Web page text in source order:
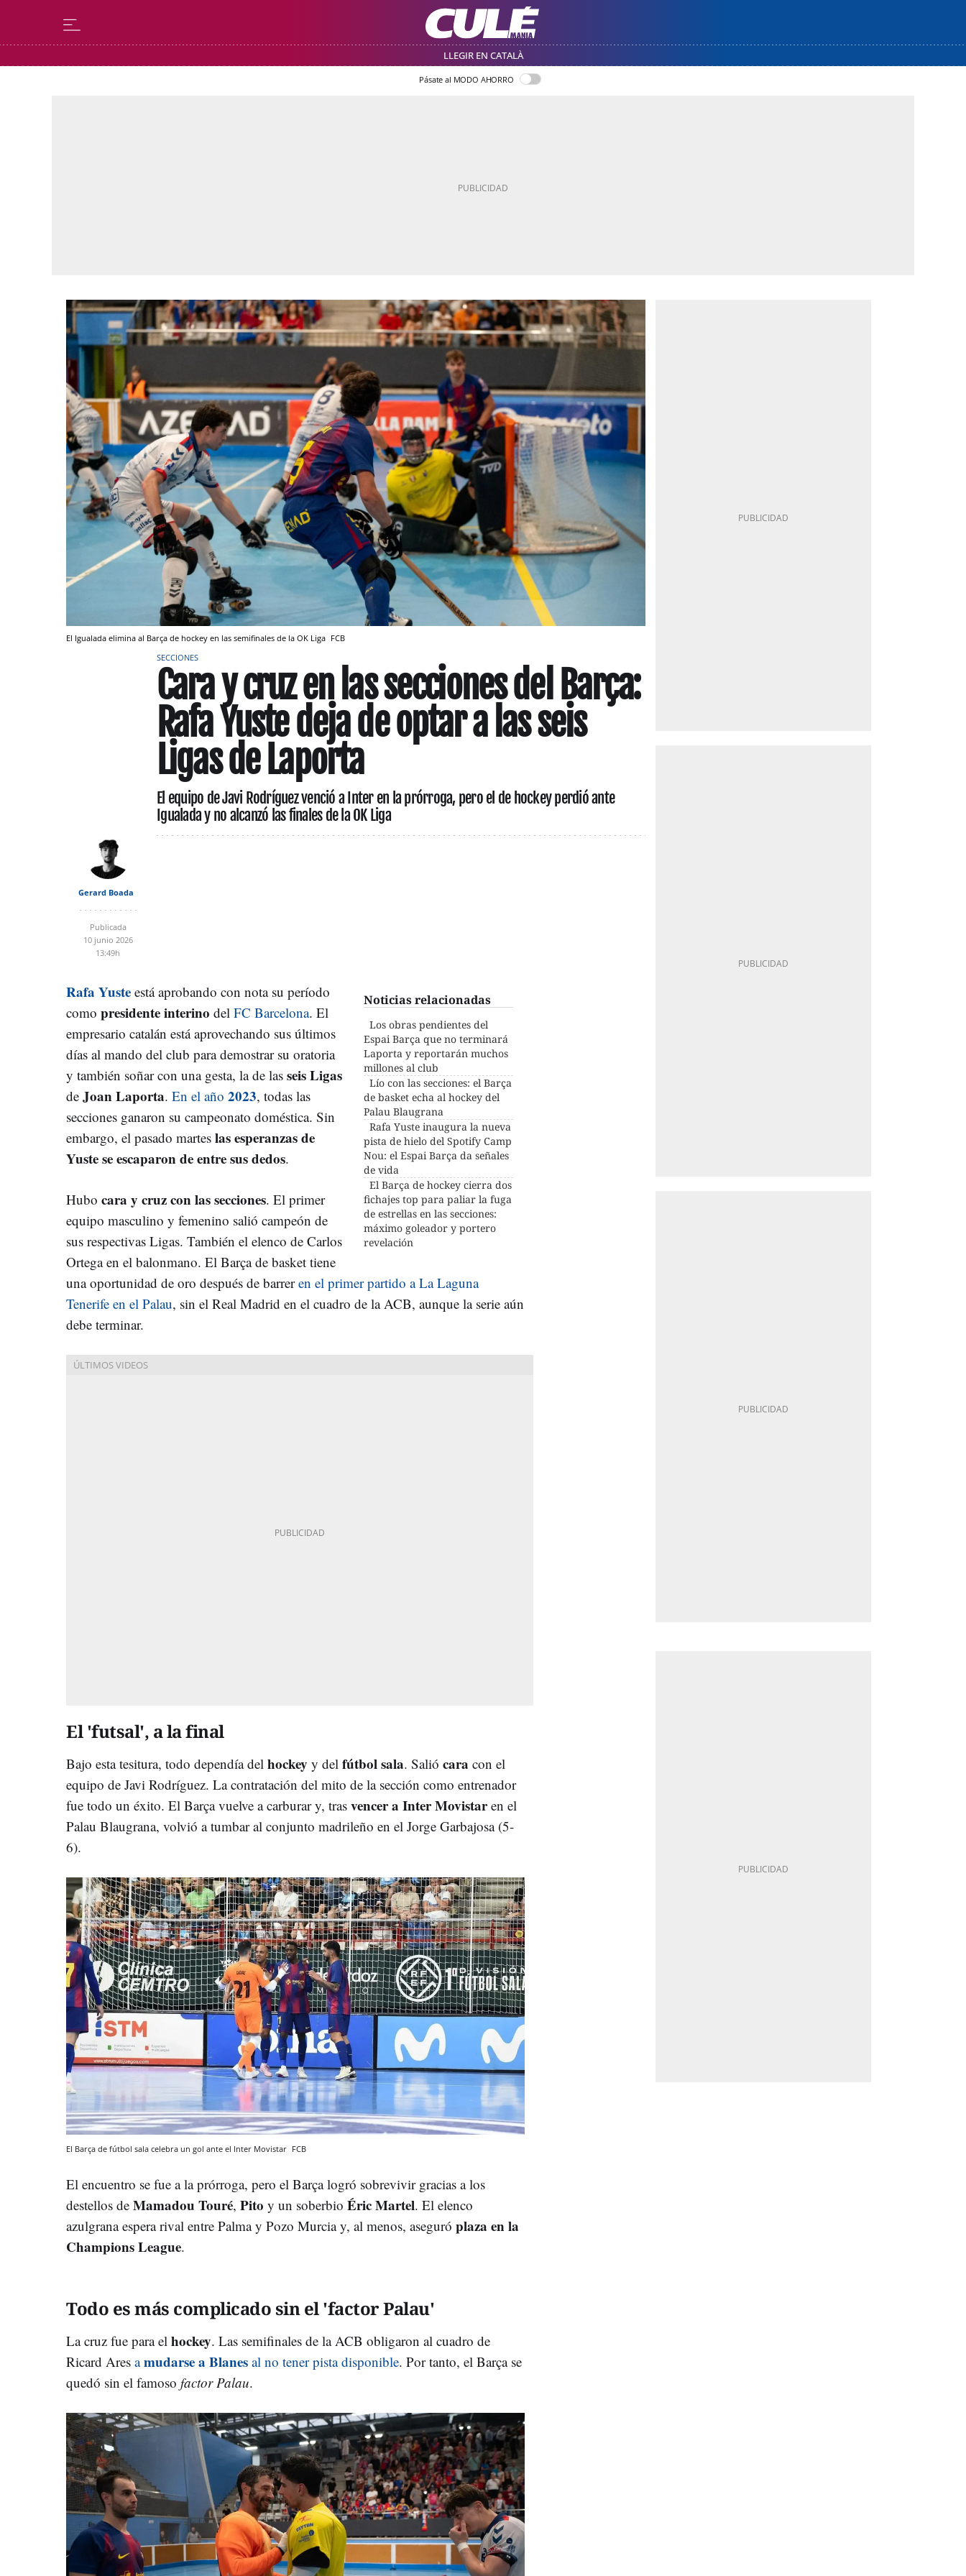
LLEGIR EN CATALÀ
Pásate al MODO AHORRO
El Igualada elimina al Barça de hockey en las semifinales de la OK Liga FCB
SECCIONES
Cara y cruz en las secciones del Barça:
Rafa Yuste deja de optar a las seis
Ligas de Laporta
El equipo de Javi Rodríguez venció a Inter en la prórroga, pero el de hockey perdió ante
Igualada y no alcanzó las finales de la OK Liga
Gerard Boada
Publicada
10 junio 2026
13:49h
Noticias relacionadas
Los obras pendientes del
Espai Barça que no terminará
Laporta y reportarán muchos
millones al club
Lío con las secciones: el Barça
de basket echa al hockey del
Palau Blaugrana
Rafa Yuste inaugura la nueva
pista de hielo del Spotify Camp
Nou: el Espai Barça da señales
de vida
El Barça de hockey cierra dos
fichajes top para paliar la fuga
de estrellas en las secciones:
máximo goleador y portero
revelación
Rafa Yuste está aprobando con nota su período
como presidente interino del FC Barcelona. El
empresario catalán está aprovechando sus últimos
días al mando del club para demostrar su oratoria
y también soñar con una gesta, la de las seis Ligas
de Joan Laporta. En el año 2023, todas las
secciones ganaron su campeonato doméstica. Sin
embargo, el pasado martes las esperanzas de
Yuste se escaparon de entre sus dedos.
Hubo cara y cruz con las secciones. El primer
equipo masculino y femenino salió campeón de
sus respectivas Ligas. También el elenco de Carlos
Ortega en el balonmano. El Barça de basket tiene
una oportunidad de oro después de barreren el primer partido a La Laguna
Tenerife en el Palau, sin el Real Madrid en el cuadro de la ACB, aunque la serie aún
debe terminar.
El 'futsal', a la final
Bajo esta tesitura, todo dependía del hockey y del fútbol sala. Salió cara con el
equipo de Javi Rodríguez. La contratación del mito de la sección como entrenador
fue todo un éxito. El Barça vuelve a carburar y, tras vencer a Inter Movistaren el
Palau Blaugrana, volvió a tumbar al conjunto madrileño en el Jorge Garbajosa (5-
6).
El Barça de fútbol sala celebra un gol ante el Inter Movistar FCB
El encuentro se fue a la prórroga, pero el Barça logró sobrevivir gracias a los
destellos de Mamadou Touré, Pito y un soberbio Éric Martel. El elenco
azulgrana espera rival entre Palma y Pozo Murcia y, al menos, aseguró plaza en la
Champions League.
Todo es más complicado sin el 'factor Palau'
La cruz fue para el hockey. Las semifinales de la ACB obligaron al cuadro de
Ricard Ares amudarse a Blanes al no tener pista disponible. Por tanto, el Barça se
quedó sin el famoso factor Palau.